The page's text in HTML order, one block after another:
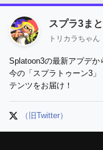
スプラ3ま
トリカラちゃん
Splatoon3の最新アプデ
今の「スプラトゥーン3
テンツをお届け！
（旧Twitter）